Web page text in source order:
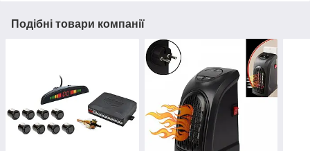
Подібні товари компанії